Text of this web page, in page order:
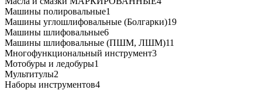
Машины полировальные1
Машины углошлифовальные (Болгарки)19
Машины шлифовальные6
Машины шлифовальные (ПШМ, ЛШМ)11
Многофункциональный инструмент3
Мотобуры и ледобуры1
Мультитулы2
Наборы инструментов4